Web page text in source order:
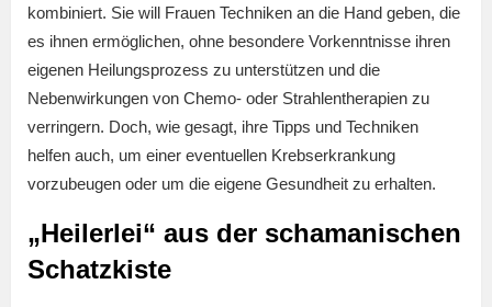
kombiniert. Sie will Frauen Techniken an die Hand geben, die
es ihnen ermöglichen, ohne besondere Vorkenntnisse ihren
eigenen Heilungsprozess zu unterstützen und die
Nebenwirkungen von Chemo- oder Strahlentherapien zu
verringern. Doch, wie gesagt, ihre Tipps und Techniken
helfen auch, um einer eventuellen Krebserkrankung
vorzubeugen oder um die eigene Gesundheit zu erhalten.
„Heilerlei“ aus der schamanischen
Schatzkiste